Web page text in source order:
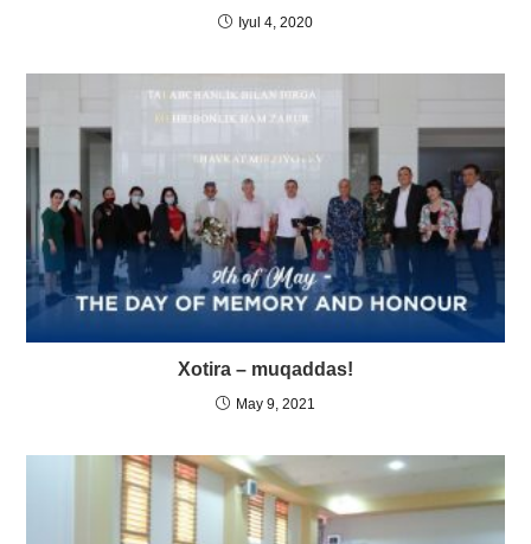
Iyul 4, 2020
Xotira – muqaddas!
May 9, 2021